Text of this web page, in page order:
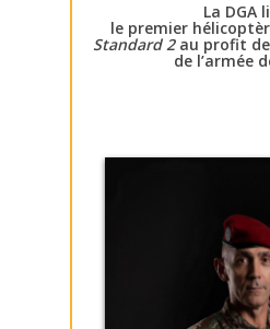
La DGA
le premier
Standard 2au profit
de l’armée